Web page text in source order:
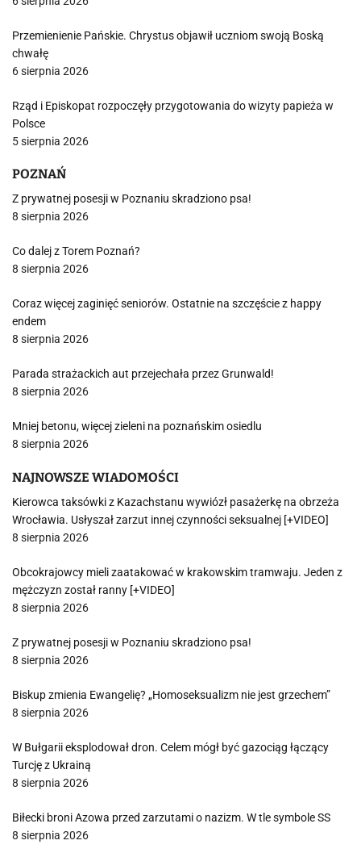
Przemienienie Pańskie. Chrystus objawił uczniom swoją Boską
chwałę
6 sierpnia 2026
Rząd i Episkopat rozpoczęły przygotowania do wizyty papieża w
Polsce
5 sierpnia 2026
POZNAŃ
Z prywatnej posesji w Poznaniu skradziono psa!
8 sierpnia 2026
Co dalej z Torem Poznań?
8 sierpnia 2026
Coraz więcej zaginięć seniorów. Ostatnie na szczęście z happy
endem
8 sierpnia 2026
Parada strażackich aut przejechała przez Grunwald!
8 sierpnia 2026
Mniej betonu, więcej zieleni na poznańskim osiedlu
8 sierpnia 2026
NAJNOWSZE WIADOMOŚCI
Kierowca taksówki z Kazachstanu wywiózł pasażerkę na obrzeża
Wrocławia. Usłyszał zarzut innej czynności seksualnej [+VIDEO]
8 sierpnia 2026
Obcokrajowcy mieli zaatakować w krakowskim tramwaju. Jeden z
mężczyzn został ranny [+VIDEO]
8 sierpnia 2026
Z prywatnej posesji w Poznaniu skradziono psa!
8 sierpnia 2026
Biskup zmienia Ewangelię? „Homoseksualizm nie jest grzechem”
8 sierpnia 2026
W Bułgarii eksplodował dron. Celem mógł być gazociąg łączący
Turcję z Ukrainą
8 sierpnia 2026
Biłecki broni Azowa przed zarzutami o nazizm. W tle symbole SS
8 sierpnia 2026